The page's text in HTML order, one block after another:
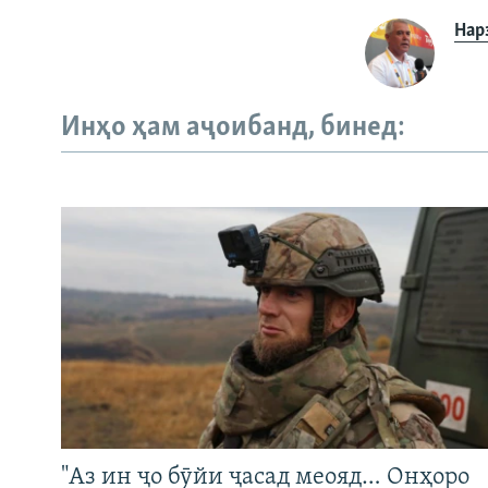
Инҳо ҳам аҷоибанд, бинед:
"Аз ин ҷо бӯйи ҷасад меояд… Онҳоро